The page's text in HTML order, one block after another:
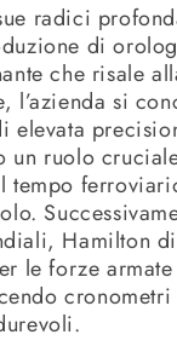
radici
di
che risale
l’azienda si
elevata
un ruolo
tempo
Hamilton
le forze